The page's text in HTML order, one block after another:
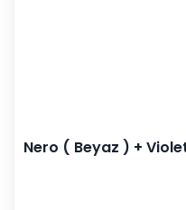
Nero ( Beyaz ) +